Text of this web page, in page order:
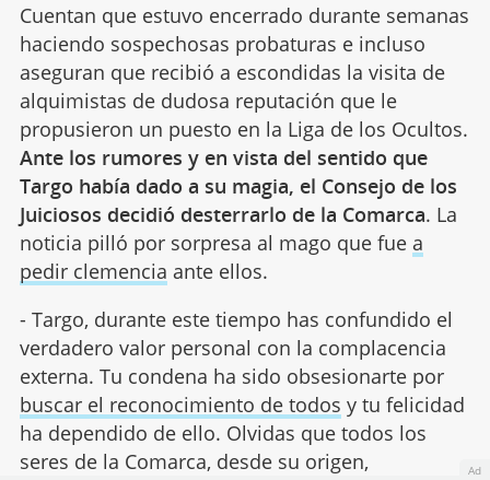
Cuentan que estuvo encerrado durante semanas
haciendo sospechosas probaturas e incluso
aseguran que recibió a escondidas la visita de
alquimistas de dudosa reputación que le
propusieron un puesto en la Liga de los Ocultos.
Ante los rumores y en vista del sentido que
Targo había dado a su magia, el Consejo de los
Juiciosos decidió desterrarlo de la Comarca. La
noticia pilló por sorpresa al mago que fue a
pedir clemencia ante ellos.
- Targo, durante este tiempo has confundido el
verdadero valor personal con la complacencia
externa. Tu condena ha sido obsesionarte por
buscar el reconocimiento de todos y tu felicidad
ha dependido de ello. Olvidas que todos los
seres de la Comarca, desde su origen,
Ad